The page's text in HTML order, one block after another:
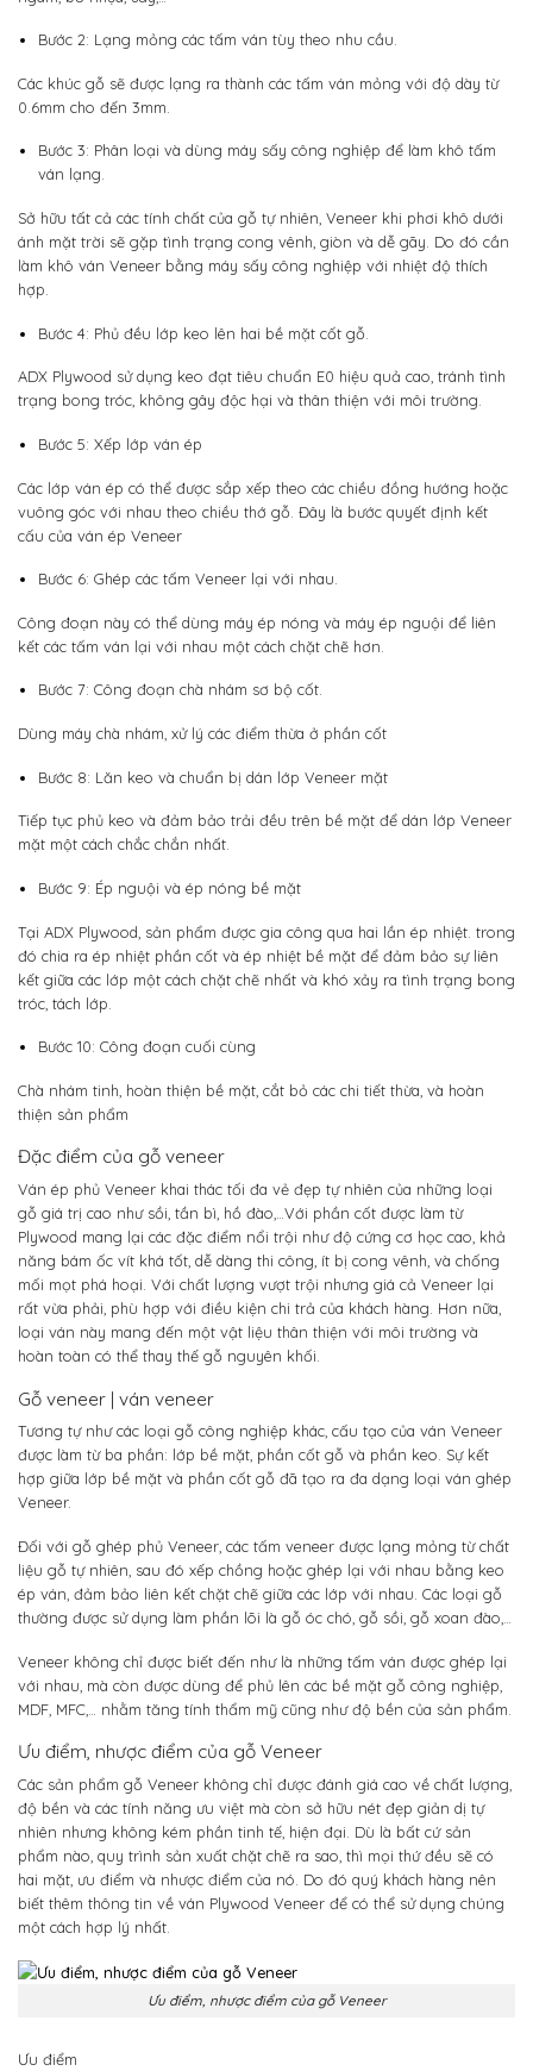
Bước 2: Lạng mỏng các tấm ván tùy theo nhu cầu.
Các khúc gỗ sẽ được lạng ra thành các tấm ván mỏng với độ dày từ
0.6mm cho đến 3mm.
Bước 3: Phân loại và dùng máy sấy công nghiệp để làm khô tấm
ván lạng.
Sở hữu tất cả các tính chất của gỗ tự nhiên, Veneer khi phơi khô dưới
ánh mặt trời sẽ gặp tình trạng cong vênh, giòn và dễ gãy. Do đó cần
làm khô ván Veneer bằng máy sấy công nghiệp với nhiệt độ thích
hợp.
Bước 4: Phủ đều lớp keo lên hai bề mặt cốt gỗ.
ADX Plywood sử dụng keo đạt tiêu chuẩn E0 hiệu quả cao, tránh tình
trạng bong tróc, không gây độc hại và thân thiện với môi trường.
Bước 5: Xếp lớp ván ép
Các lớp ván ép có thể được sắp xếp theo các chiều đồng hướng hoặc
vuông góc với nhau theo chiều thớ gỗ. Đây là bước quyết định kết
cấu của ván ép Veneer
Bước 6: Ghép các tấm Veneer lại với nhau.
Công đoạn này có thể dùng máy ép nóng và máy ép nguội để liên
kết các tấm ván lại với nhau một cách chặt chẽ hơn.
Bước 7: Công đoạn chà nhám sơ bộ cốt.
Dùng máy chà nhám, xử lý các điểm thừa ở phần cốt
Bước 8: Lăn keo và chuẩn bị dán lớp Veneer mặt
Tiếp tục phủ keo và đảm bảo trải đều trên bề mặt để dán lớp Veneer
mặt một cách chắc chắn nhất.
Bước 9: Ép nguội và ép nóng bề mặt
Tại ADX Plywood, sản phẩm được gia công qua hai lần ép nhiệt. trong
đó chia ra ép nhiệt phần cốt và ép nhiệt bề mặt để đảm bảo sự liên
kết giữa các lớp một cách chặt chẽ nhất và khó xảy ra tình trạng bong
tróc, tách lớp.
Bước 10: Công đoạn cuối cùng
Chà nhám tinh, hoàn thiện bề mặt, cắt bỏ các chi tiết thừa, và hoàn
thiện sản phẩm
Đặc điểm của gỗ veneer
Ván ép phủ Veneer khai thác tối đa vẻ đẹp tự nhiên của những loại
gỗ giá trị cao như sồi, tần bì, hồ đào,…Với phần cốt được làm từ
Plywood mang lại các đặc điểm nổi trội như độ cứng cơ học cao, khả
năng bám ốc vít khá tốt, dễ dàng thi công, ít bị cong vênh, và chống
mối mọt phá hoại. Với chất lượng vượt trội nhưng giá cả Veneer lại
rất vừa phải, phù hợp với điều kiện chi trả của khách hàng. Hơn nữa,
loại ván này mang đến một vật liệu thân thiện với môi trường và
hoàn toàn có thể thay thế gỗ nguyên khối.
Gỗ veneer | ván veneer
Tương tự như các loại gỗ công nghiệp khác, cấu tạo của ván Veneer
được làm từ ba phần: lớp bề mặt, phần cốt gỗ và phần keo. Sự kết
hợp giữa lớp bề mặt và phần cốt gỗ đã tạo ra đa dạng loại ván ghép
Veneer.
Đối với gỗ ghép phủ Veneer, các tấm veneer được lạng mỏng từ chất
liệu gỗ tự nhiên, sau đó xếp chồng hoặc ghép lại với nhau bằng keo
ép ván, đảm bảo liên kết chặt chẽ giữa các lớp với nhau. Các loại gỗ
thường được sử dụng làm phần lõi là gỗ óc chó, gỗ sồi, gỗ xoan đào,…
Veneer không chỉ được biết đến như là những tấm ván được ghép lại
với nhau, mà còn được dùng để phủ lên các bề mặt gỗ công nghiệp,
MDF, MFC ,… nhằm tăng tính thẩm mỹ cũng như độ bền của sản phẩm.
Ưu điểm, nhược điểm của gỗ Veneer
Các sản phẩm gỗ Veneer không chỉ được đánh giá cao về chất lượng,
độ bền và các tính năng ưu việt mà còn sở hữu nét đẹp giản dị tự
nhiên nhưng không kém phần tinh tế, hiện đại. Dù là bất cứ sản
phẩm nào, quy trình sản xuất chặt chẽ ra sao, thì mọi thứ đều sẽ có
hai mặt, ưu điểm và nhược điểm của nó. Do đó quý khách hàng nên
biết thêm thông tin về ván Plywood Veneer để có thể sử dụng chúng
một cách hợp lý nhất.
Ưu điểm, nhược điểm của gỗ Veneer
Ưu điểm